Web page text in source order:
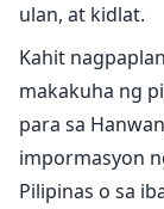
ulan, at kidlat.
Kahit
makakuha ng
para sa
impormasyon
Pilipinas o sa